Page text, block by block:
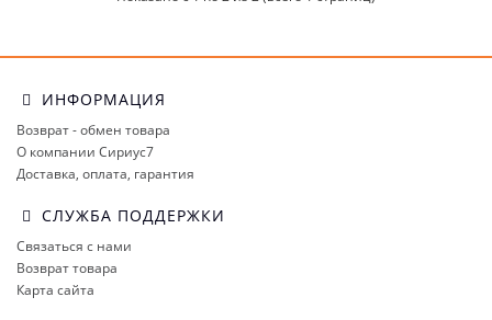
ИНФОРМАЦИЯ
Возврат - обмен товара
О компании Сириус7
Доставка, оплата, гарантия
СЛУЖБА ПОДДЕРЖКИ
Связаться с нами
Возврат товара
Карта сайта